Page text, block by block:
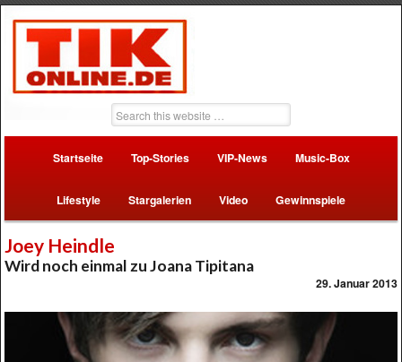
Startseite Top-Stories VIP-News Music-Box
Lifestyle Stargalerien Video Gewinnspiele
Joey Heindle
Wird noch einmal zu Joana Tipitana
29. Januar 2013